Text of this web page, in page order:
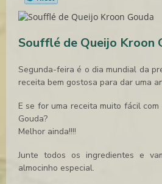
Soufflé de Queijo Kroon
Segunda-feira é o dia mundial da
receita bem gostosa para dar uma
E se for uma receita muito fácil
Gouda?
Melhor ainda!!!!
Junte todos os ingredientes e
almocinho especial.